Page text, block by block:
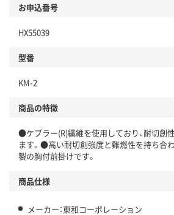
お申込番号
HX55039
型番
KM-2
商品の特徴
●ケブラー(R)繊維を使用しており、耐切創
ます。●高い耐切創強度と難燃性を持ち合
製の胸付前掛けです。
商品仕様
メーカー：東和コーポレーション